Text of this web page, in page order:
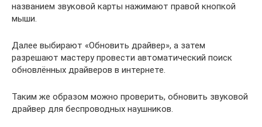
названием звуковой карты нажимают правой кнопкой
мыши.
Далее выбирают «Обновить драйвер», а затем
разрешают мастеру провести автоматический поиск
обновлённых драйверов в интернете.
Таким же образом можно проверить, обновить звуковой
драйвер для беспроводных наушников.